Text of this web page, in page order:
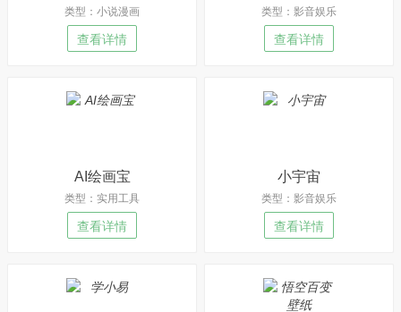
类型：小说漫画
查看详情
类型：影音娱乐
查看详情
AI绘画宝
类型：实用工具
查看详情
小宇宙
类型：影音娱乐
查看详情